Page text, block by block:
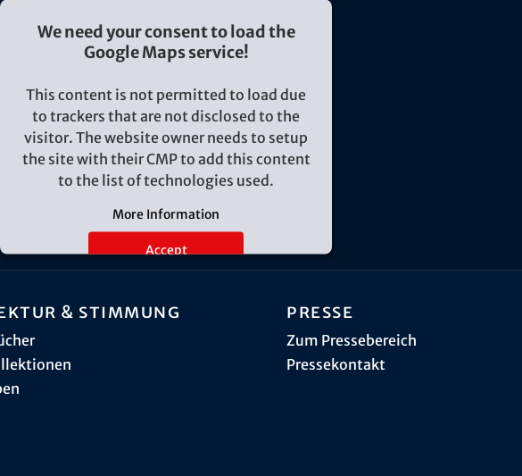
& Stimmung Presse
Zum Pressebereich
Pressekontakt
We need your consent to load the
Google Maps service!
This content is not permitted to load due
to trackers that are not disclosed to the
visitor. The website owner needs to setup
the site with their CMP to add this content
to the list of technologies used.
More Information
Accept